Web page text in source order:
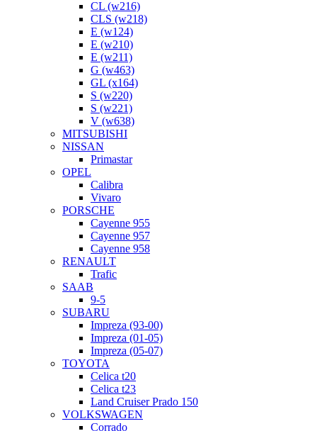
CL (w216)
CLS (w218)
E (w124)
E (w210)
E (w211)
G (w463)
GL (x164)
S (w220)
S (w221)
V (w638)
MITSUBISHI
NISSAN
Primastar
OPEL
Calibra
Vivaro
PORSCHE
Cayenne 955
Cayenne 957
Cayenne 958
RENAULT
Trafic
SAAB
9-5
SUBARU
Impreza (93-00)
Impreza (01-05)
Impreza (05-07)
TOYOTA
Celica t20
Celica t23
Land Cruiser Prado 150
VOLKSWAGEN
Corrado